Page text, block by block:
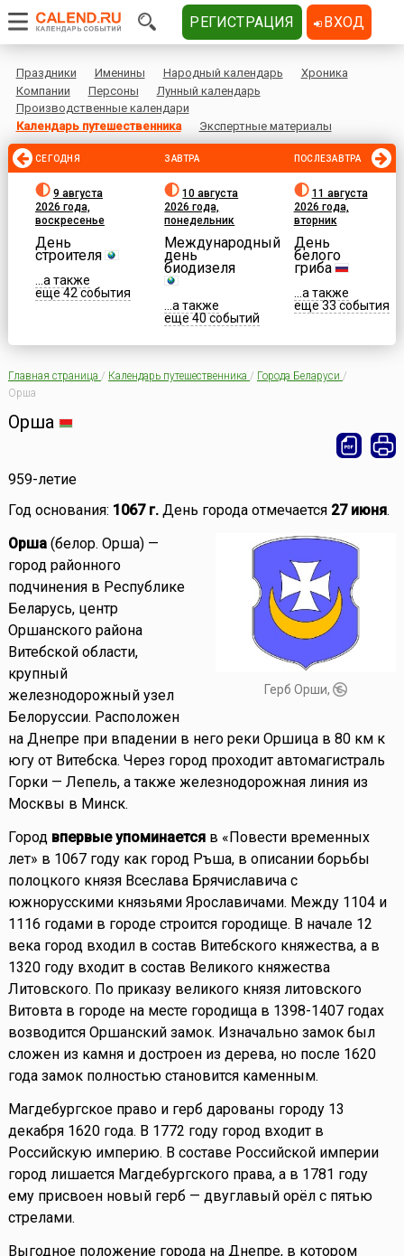
Праздники Именины Народный календарь
Хроника
Компании
Персоны
Лунный календарь
Производственные календари
Календарь путешественника
Экспертные материалы
СЕГОДНЯ
9 августа
2026 года,
воскресенье
День
строителя
...а также
еще 42 события
ЗАВТРА
10 августа
2026 года,
понедельник
Международный
день
биодизеля
...а также
еще 40 событий
ПОСЛЕЗАВТРА
11 августа
2026 года,
вторник
День
белого
гриба
...а также
еще 33 события
Главная страница / Календарь путешественника / Города Беларуси /
Орша
Орша
959-летие
Год основания: 1067 г.День города отмечается 27 июня.
Герб Орши,
Орша(белор. Орша) —
город районного
подчинения в Республике
Беларусь, центр
Оршанского района
Витебской области,
крупный
железнодорожный узел
Белоруссии. Расположен
на Днепре при впадении в него реки Оршица в 80 км к
югу от Витебска. Через город проходит автомагистраль
Горки — Лепель, а также железнодорожная линия из
Москвы в Минск.
Город впервые упоминаетсяв «Повести временных
лет» в 1067 году как город Ръша, в описании борьбы
полоцкого князя Всеслава Брячиславича с
южнорусскими князьями Ярославичами. Между 1104 и
1116 годами в городе строится городище. В начале 12
века город входил в состав Витебского княжества, а в
1320 году входит в состав Великого княжества
Литовского. По приказу великого князя литовского
Витовта в городе на месте городища в 1398-1407 годах
возводится Оршанский замок. Изначально замок был
сложен из камня и достроен из дерева, но после 1620
года замок полностью становится каменным.
Магдебургское право и герб дарованы городу 13
декабря 1620 года. В 1772 году город входит в
Российскую империю. В составе Российской империи
город лишается Магдебургского права, а в 1781 году
ему присвоен новый герб — двуглавый орёл с пятью
стрелами.
Выгодное положение города на Днепре, в котором
РЕГИСТРАЦИЯ ВХОД